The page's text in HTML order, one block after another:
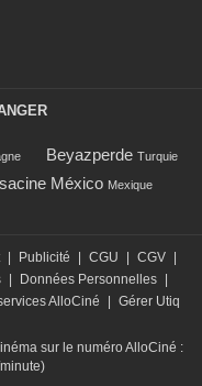
Beyazperde Turquie
México Mexique
Publicité CGU CGV
Données Personnelles
AlloCiné
Gérer Utiq
sur le numéro AlloCiné :